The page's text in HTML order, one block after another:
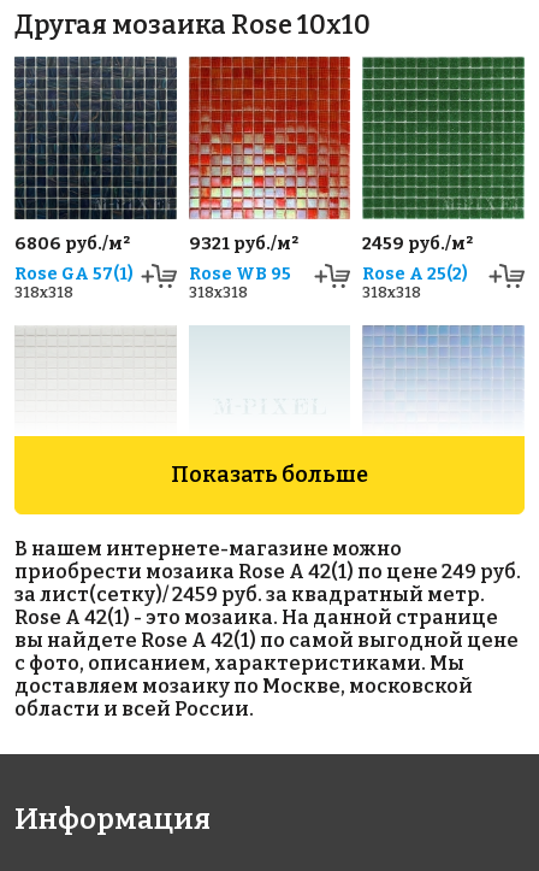
Другая мозаика Rose 10x10
6806 руб./м²
Rose GA 57(1)
318x318
9321 руб./м²
Rose WB 95
318x318
2459 руб./м²
Rose A 25(2)
318x318
5788 руб./м²
Rose CA 29(1)
318x318
6806 руб./м²
Rose GA 162
318x318
3883 руб./м²
Rose WA 15
318x318
Rose WA 24
318x318
Rose GA 29(1)
318x318
Показать больше
В нашем интернете-магазине можно
приобрести мозаика Rose A 42(1) по цене 249 руб.
за лист(сетку)/ 2459 руб. за квадратный метр.
Rose A 42(1) - это мозаика. На данной странице
вы найдете Rose A 42(1) по самой выгодной цене
с фото, описанием, характеристиками. Мы
доставляем мозаику по Москве, московской
области и всей России.
Информация